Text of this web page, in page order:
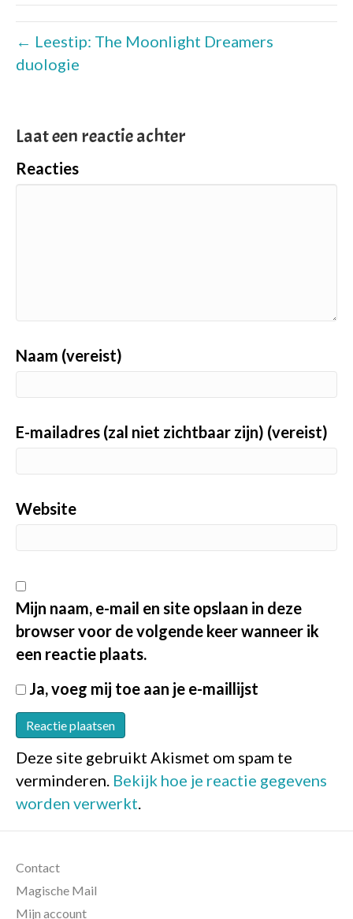
← Leestip: The Moonlight Dreamers
duologie
Laat een reactie achter
Reacties
Naam (vereist)
E-mailadres (zal niet zichtbaar zijn) (vereist)
Website
Mijn naam, e-mail en site opslaan in deze
browser voor de volgende keer wanneer ik
een reactie plaats.
Ja, voeg mij toe aan je e-maillijst
Deze site gebruikt Akismet om spam te
verminderen. Bekijk hoe je reactie gegevens
worden verwerkt.
Contact
Magische Mail
Mijn account